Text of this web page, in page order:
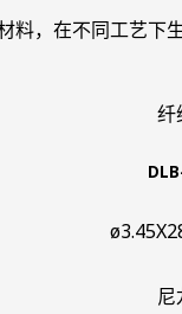
料，在不同工艺下